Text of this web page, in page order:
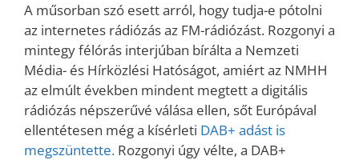
A műsorban szó esett arról, hogy tudja-e pótolni
az internetes rádiózás az FM-rádiózást. Rozgonyi a
mintegy félórás interjúban bírálta a Nemzeti
Média- és Hírközlési Hatóságot, amiért az NMHH
az elmúlt években mindent megtett a digitális
rádiózás népszerűvé válása ellen, sőt Európával
ellentétesen még a kísérleti DAB+ adást is
megszüntette. Rozgonyi úgy vélte, a DAB+